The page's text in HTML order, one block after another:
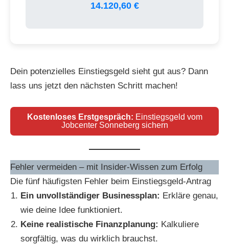
14.120,60 €
Dein potenzielles Einstiegsgeld sieht gut aus? Dann
lass uns jetzt den nächsten Schritt machen!
Kostenloses Erstgespräch: Einstiegsgeld vom
Jobcenter Sonneberg sichern
Fehler vermeiden – mit Insider-Wissen zum Erfolg
Die fünf häufigsten Fehler beim Einstiegsgeld-Antrag
Ein unvollständiger Businessplan: Erkläre genau,
wie deine Idee funktioniert.
Keine realistische Finanzplanung: Kalkuliere
sorgfältig, was du wirklich brauchst.